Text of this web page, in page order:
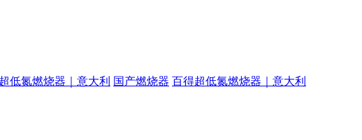
低氮燃烧器｜意大利 国产燃烧器 百得超低氮燃烧器｜意大利